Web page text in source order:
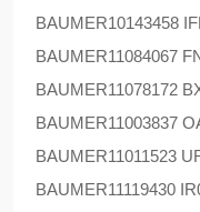
BAUMER10143458
BAUMER11084067
BAUMER11078172
BAUMER11003837
BAUMER11011523
BAUMER11119430